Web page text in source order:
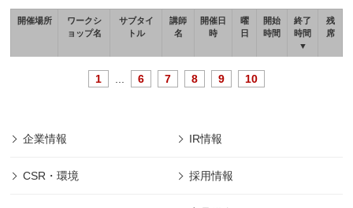
開催場所
ワークシ
ョップ名
サブタイ
トル
講師
名
開催日
時
曜
日
開始
時間
終了
時間
▼
残
席
1 6 7 8 9 10
企業情報 IR情報
CSR・環境 採用情報